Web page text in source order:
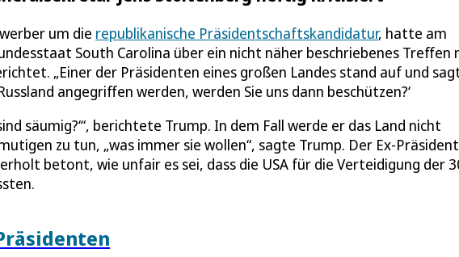
um die republikanische Präsidentschaftskandidatur, hatte am
South Carolina über ein nicht näher beschriebenes Treffen
„Einer der Präsidenten eines großen Landes stand auf und
angegriffen werden, werden Sie uns dann beschützen?‘
säumig?‘“, berichtete Trump. In dem Fall werde er das Land nicht
zu tun, „was immer sie wollen“, sagte Trump. Der Ex-Präsident
betont, wie unfair es sei, dass die USA für die Verteidigung der